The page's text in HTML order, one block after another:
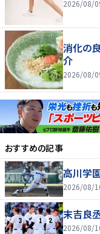
2026/08/
消化の
介
2026/08/
おすすめの記事
高川学
2026/08/
末吉良
2026/08/